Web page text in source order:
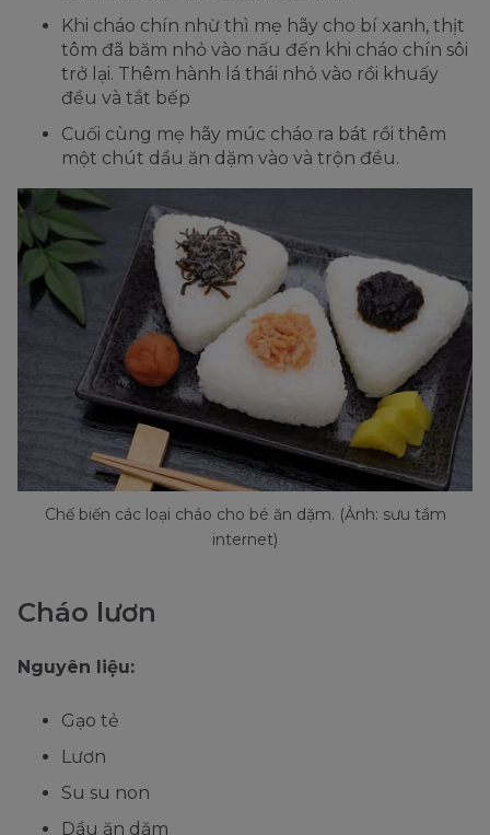
Khi cháo chín nhừ thì mẹ hãy cho bí xanh, thịt
tôm đã băm nhỏ vào nấu đến khi cháo chín sôi
trở lại. Thêm hành lá thái nhỏ vào rồi khuấy
đều và tắt bếp
Cuối cùng mẹ hãy múc cháo ra bát rồi thêm
một chút dầu ăn dặm vào và trộn đều.
Chế biến các loại cháo cho bé ăn dặm. (Ảnh: sưu tầm
internet)
Cháo lươn
Nguyên liệu:
Gạo tẻ
Lươn
Su su non
Dầu ăn dặm